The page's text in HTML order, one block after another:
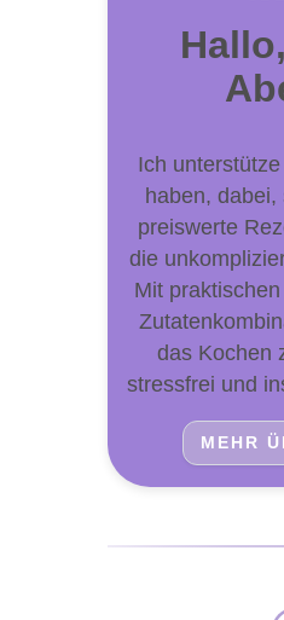
Ich
haben, dabei,
preiswerte
die
Mit
das Kochen
stressfrei und
MEHR